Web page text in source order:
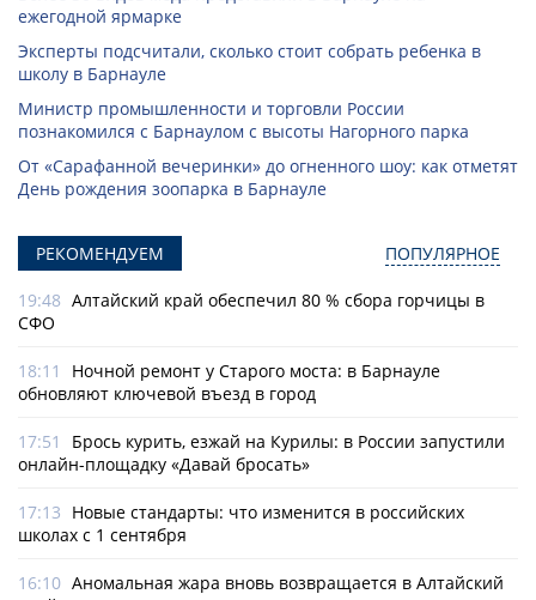
ежегодной ярмарке
Эксперты подсчитали, сколько стоит собрать ребенка в
школу в Барнауле
Министр промышленности и торговли России
познакомился с Барнаулом с высоты Нагорного парка
От «Сарафанной вечеринки» до огненного шоу: как отметят
День рождения зоопарка в Барнауле
РЕКОМЕНДУЕМ ПОПУЛЯРНОЕ
19:48 Алтайский край обеспечил 80 % сбора горчицы в
СФО
18:11
Ночной ремонт у Старого моста: в Барнауле
обновляют ключевой въезд в город
17:51
Брось курить, езжай на Курилы: в России запустили
онлайн-­площадку «Давай бросать»
17:13 Новые стандарты: что изменится в российских
школах с 1 сентября
16:10 Аномальная жара вновь возвращается в Алтайский